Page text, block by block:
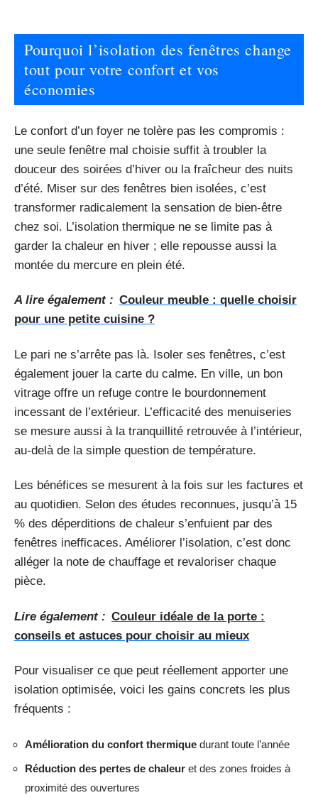
Pourquoi l’isolation des fenêtres change
tout pour votre confort et vos
économies
Le confort d’un foyer ne tolère pas les compromis :
une seule fenêtre mal choisie suffit à troubler la
douceur des soirées d’hiver ou la fraîcheur des nuits
d’été. Miser sur des fenêtres bien isolées, c’est
transformer radicalement la sensation de bien-être
chez soi. L’isolation thermique ne se limite pas à
garder la chaleur en hiver ; elle repousse aussi la
montée du mercure en plein été.
A lire également : Couleur meuble : quelle choisir
pour une petite cuisine ?
Le pari ne s’arrête pas là. Isoler ses fenêtres, c’est
également jouer la carte du calme. En ville, un bon
vitrage offre un refuge contre le bourdonnement
incessant de l’extérieur. L’efficacité des menuiseries
se mesure aussi à la tranquillité retrouvée à l’intérieur,
au-delà de la simple question de température.
Les bénéfices se mesurent à la fois sur les factures et
au quotidien. Selon des études reconnues, jusqu’à 15
% des déperditions de chaleur s’enfuient par des
fenêtres inefficaces. Améliorer l’isolation, c’est donc
alléger la note de chauffage et revaloriser chaque
pièce.
Lire également : Couleur idéale de la porte :
conseils et astuces pour choisir au mieux
Pour visualiser ce que peut réellement apporter une
isolation optimisée, voici les gains concrets les plus
fréquents :
Amélioration du confort thermique durant toute l’année
Réduction des pertes de chaleur et des zones froides à
proximité des ouvertures